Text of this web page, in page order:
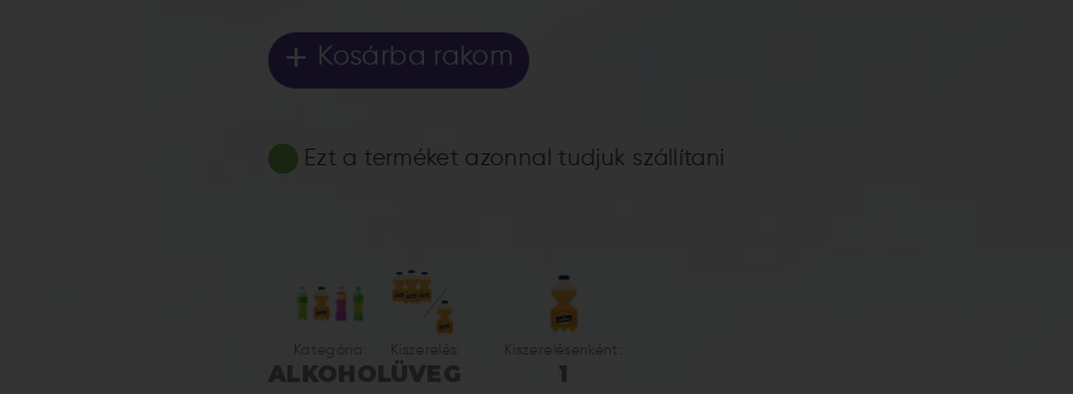
+ Kosárba rakom
Ezt a terméket azonnal tudjuk szállítani
Kategória:
ALKOHOL
Kiszerelés:
ÜVEG
Kiszerelésenként:
1